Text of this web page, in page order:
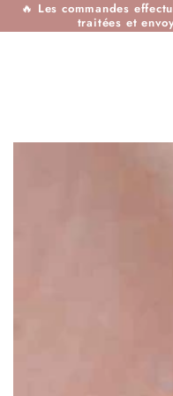
IGNORER LE
CONTENU
🔥 Les commandes
traitées et